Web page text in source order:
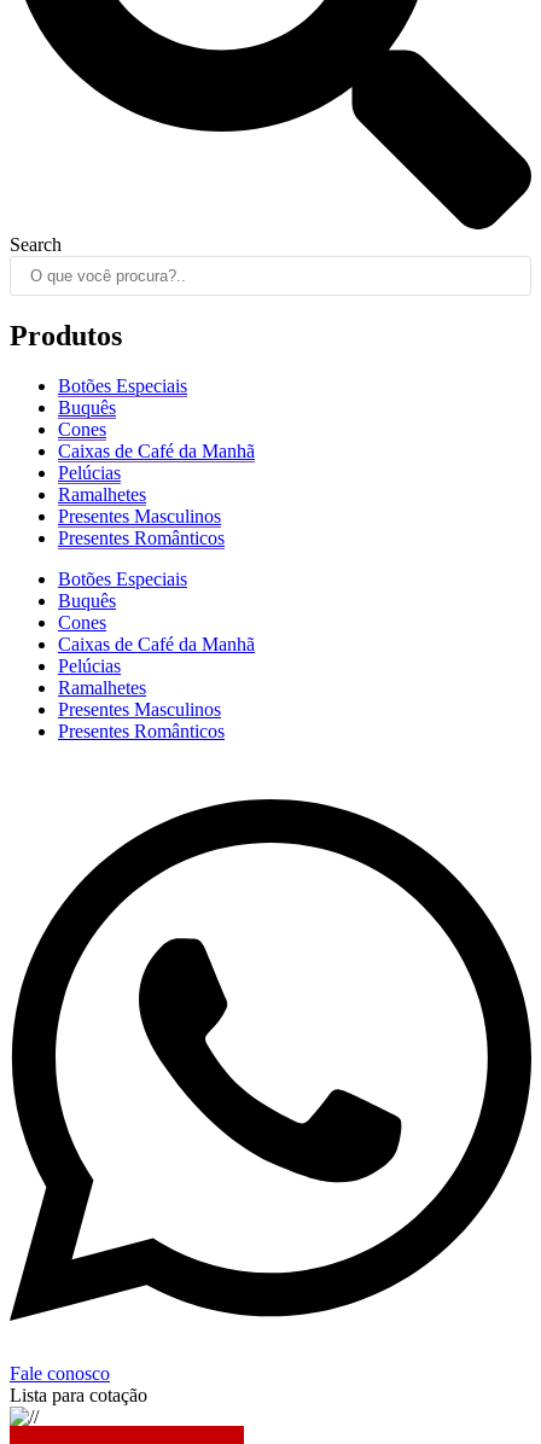
Search
Produtos
Botões Especiais
Buquês
Cones
Caixas de Café da Manhã
Pelúcias
Ramalhetes
Presentes Masculinos
Presentes Românticos
Botões Especiais
Buquês
Cones
Caixas de Café da Manhã
Pelúcias
Ramalhetes
Presentes Masculinos
Presentes Românticos
Fale conosco
Lista para cotação